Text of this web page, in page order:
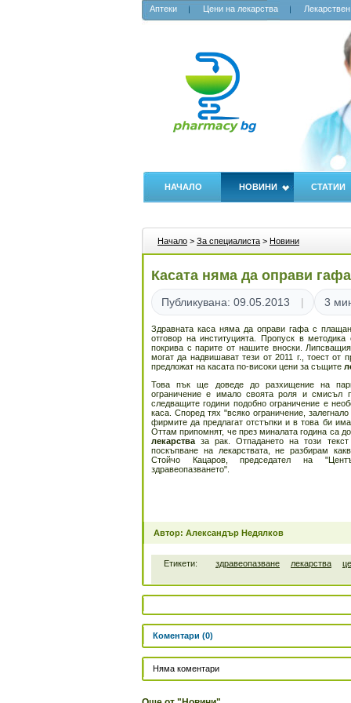
Аптеки Цени на лекарства
НАЧАЛО НОВИНИ СТАТИИ
Начало > За специалиста > Новини
Касата няма да оправи
Публикувана: 09.05.2013 3
Здравната каса няма да оправи гафа с
отговор на институцията. Пропуск в
покрива с парите от нашите вноски.
могат да надвишават тези от 2011 г., тоест от
предложат на касата по-високи цени за същите
Това пък ще доведе до разхищение на
ограничение е имало своята роля и смисъл
следващите години подобно ограничение е
каса. Според тях "всяко ограничение,
фирмите да предлагат отстъпки и в това би
Оттам припомнят, че през миналата година са
лекарстваза рак. Отпадането на този
поскъпване на лекарствата, не разбирам
Стойчо Кацаров, председател на
здравеопазването".
Автор: Александър Недялков
Етикети: здравеопазване лекарства
Коментари (0)
Няма коментари